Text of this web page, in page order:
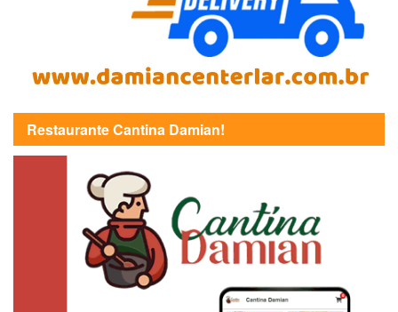
Restaurante Cantina Damian!